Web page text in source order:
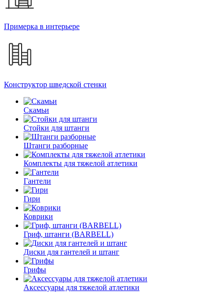
Примерка в интерьере
Конструктор шведской стенки
Скамьи
Стойки для штанги
Штанги разборные
Комплекты для тяжелой атлетики
Гантели
Гири
Коврики
Гриф, штанги (BARBELL)
Диски для гантелей и штанг
Грифы
Аксессуары для тяжелой атлетики